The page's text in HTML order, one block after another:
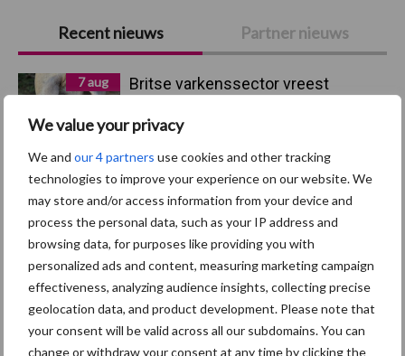
We value your privacy
We and our 4 partners use cookies and other tracking
technologies to improve your experience on our website. We
may store and/or access information from your device and
process the personal data, such as your IP address and
browsing data, for purposes like providing you with
personalized ads and content, measuring marketing campaign
effectiveness, analyzing audience insights, collecting precise
geolocation data, and product development. Please note that
your consent will be valid across all our subdomains. You can
change or withdraw your consent at any time by clicking the
Primaire
Sidebar
Recent nieuws Partner nieuws
7 aug
Britse varkenssector vreest
7 aug
Grondstoffenmarkt blijft grillig:
droogte en geopolitiek houden
handel in de greep
5 aug
“Vraag naar praktische
hygieneoplossingen is in Polen
groter dan ooit”
5 aug